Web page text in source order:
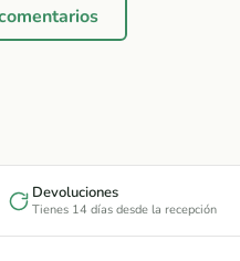
Devoluciones
Tienes 14 días desde la recepción